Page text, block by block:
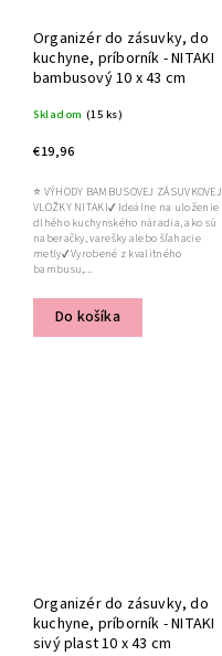
Organizér do zásuvky, do
kuchyne, príborník - NITAKI
bambusový 10 x 43 cm
Skladom (15 ks)
€19,96
Do košíka
⭐ VÝHODY BAMBUSOVEJ ZÁSUVKOVEJ
VLOŽKY NITAKI✔ Ideálne na uloženie
dlhého kuchynského náradia, ako sú
naberačky, varešky alebo šľahacie
metly✔ Vyrobené z kvalitného
bambusu,...
Organizér do zásuvky, do
kuchyne, príborník - NITAKI
sivý plast 10 x 43 cm